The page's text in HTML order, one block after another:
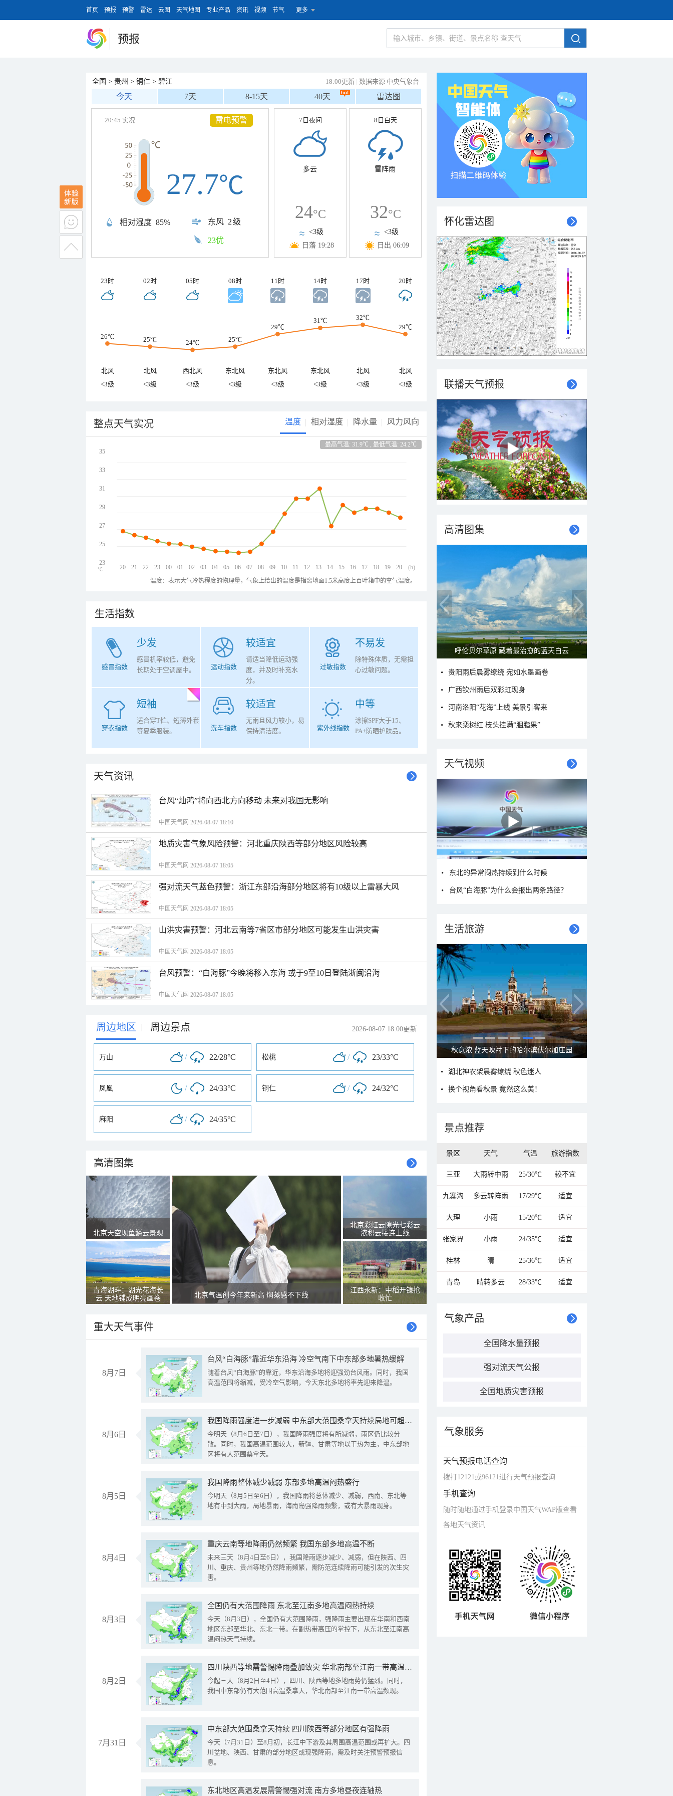
首页 预报 预警 雷达 云图 天气地图 专业产品 资讯 视频 节气 更多
预报
全国 > 贵州 > 铜仁 > 碧江 18:00更新 | 数据来源 中央气象台
今天 7天 8-15天 40天 雷达图
20:45 实况
相对湿度 85% 东风 2级
27.7℃
23优
雷电预警 7日夜间
多云
24°C
<3级
日落 19:28
8日白天
雷阵雨
32°C
<3级
日出 06:09
23时 02时 05时 08时 11时 14时 17时 20时
26℃ 25℃ 24℃ 25℃
29℃
31℃
32℃
29℃
北风 北风 西北风 东北风 东北风 东北风 北风
北风
<3级
<3级 <3级 <3级 <3级 <3级 <3级 <3级
整点天气实况 温度 相对湿度 降水量 风力风向
最高气温: 31.9℃ , 最低气温: 24.2℃
20 21 22 23 00 01 02 03 04 05 06 07 08 09 10 11 12 13 14 15 16 17 18 19 20
35
33
31
29
27
25
23
(h)
℃
温度：表示大气冷热程度的物理量，气象上给出的温度是指离地面1.5米高度上百叶箱中的空气温度。
生活指数
少发
感冒指数
感冒机率较低，避免
长期处于空调屋中。
较适宜
运动指数
请适当降低运动强
度，并及时补充水
分。
不易发
过敏指数
除特殊体质，无需担
心过敏问题。
短袖
穿衣指数
适合穿T恤、短薄外套
等夏季服装。
较适宜
洗车指数
无雨且风力较小，易
保持清洁度。
中等
紫外线指数
涂擦SPF大于15、
PA+防晒护肤品。
天气资讯
台风“灿鸿”将向西北方向移动 未来对我国无影响
中国天气网 2026-08-07 18:10
地质灾害气象风险预警：河北重庆陕西等部分地区风险较高
中国天气网 2026-08-07 18:05
强对流天气蓝色预警：浙江东部沿海部分地区将有10级以上雷暴大风
中国天气网 2026-08-07 18:05
山洪灾害预警：河北云南等7省区市部分地区可能发生山洪灾害
中国天气网 2026-08-07 18:05
台风预警：“白海豚”今晚将移入东海 或于9至10日登陆浙闽沿海
中国天气网 2026-08-07 18:05
周边地区 | 周边景点 2026-08-07 18:00更新
万山 / 22/28°C 松桃 / 23/33°C
凤凰 / 24/33°C 铜仁 / 24/32°C
麻阳 / 24/35°C
高清图集
北京天空现鱼鳞云景观
青海湖畔：湖光花海长
云 天地铺成明亮画卷
北京气温创今年来新高 焖蒸感不下线
北京彩虹云隙光七彩云
浓积云接连上线
江西永新：中稻开镰抢
收忙
重大天气事件
8月7日
台风“白海豚”靠近华东沿海 冷空气南下中东部多地暑热缓解
随着台风“白海豚”的靠近，华东沿海多地将迎强劲台风雨。同时，我国
高温范围将缩减，受冷空气影响，今天东北多地将率先迎来降温。
8月6日
我国降雨强度进一步减弱 中东部大范围桑拿天持续局地可超38℃
今明天（8月6日至7日），我国降雨强度将有所减弱，雨区仍比较分
散。同时，我国高温范围较大，新疆、甘肃等地以干热为主，中东部地
区将有大范围桑拿天。
8月5日
我国降雨整体减少减弱 东部多地高温闷热盛行
今明天（8月5日至6日），我国降雨将总体减少、减弱，西南、东北等
地有中到大雨，局地暴雨，海南岛强降雨频繁，或有大暴雨现身。
8月4日
重庆云南等地降雨仍然频繁 我国东部多地高温不断
未来三天（8月4日至6日），我国降雨逐步减少、减弱，但在陕西、四
川、重庆、贵州等地仍然降雨频繁，需防范连续降雨可能引发的次生灾
害。
8月3日
全国仍有大范围降雨 东北至江南多地高温闷热持续
今天（8月3日），全国仍有大范围降雨，强降雨主要出现在华南和西南
地区东部至华北、东北一带。在副热带高压的掌控下，从东北至江南高
温闷热天气持续。
8月2日
四川陕西等地需警惕降雨叠加致灾 华北南部至江南一带高温频现
今起三天（8月2日至4日），四川、陕西等地多地雨势仍猛烈。同时，
我国中东部仍有大范围高温桑拿天，华北南部至江南一带高温频现。
7月31日
中东部大范围桑拿天持续 四川陕西等部分地区有强降雨
今天（7月31日）至8月初，长江中下游及其周围高温范围或再扩大。四
川盆地、陕西、甘肃的部分地区或现强降雨，需及时关注预警预报信
息。
东北地区高温发展需警惕强对流 南方多地昼夜连轴热
怀化雷达图
联播天气预报
高清图集
呼伦贝尔草原 藏着最治愈的蓝天白云
贵阳雨后晨雾缭绕 宛如水墨画卷
广西钦州雨后双彩虹现身
河南洛阳“花海”上线 美景引客来
秋来栾树红 枝头挂满“胭脂果”
天气视频
东北的异常闷热持续到什么时候
台风“白海豚”为什么会报出两条路径？
生活旅游
秋意浓 蓝天映衬下的哈尔滨伏尔加庄园
湖北神农架晨雾缭绕 秋色迷人
换个视角看秋景 竟然这么美！
景点推荐
景区 天气 气温 旅游指数
三亚 大雨转中雨 25/30℃ 较不宜
九寨沟 多云转阵雨 17/29℃ 适宜
大理 小雨 15/20℃ 适宜
张家界 小雨 24/35℃ 适宜
桂林 晴 25/36℃ 适宜
青岛 晴转多云 28/33℃ 适宜
气象产品
全国降水量预报
强对流天气公报
全国地质灾害预报
气象服务
天气预报电话查询
拨打12121或96121进行天气预报查询
手机查询
随时随地通过手机登录中国天气WAP版查看
各地天气资讯